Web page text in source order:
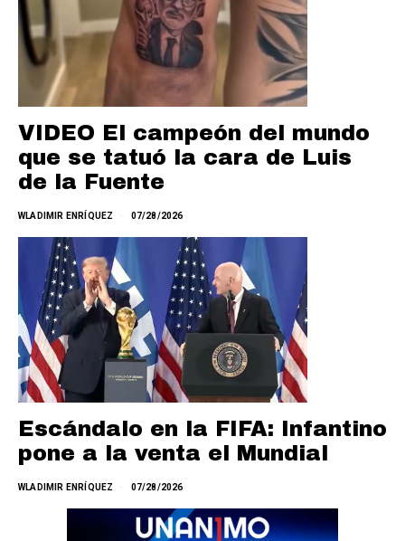
VIDEO El campeón del mundo
que se tatuó la cara de Luis
de la Fuente
WLADIMIR ENRÍQUEZ 07/28/2026
Escándalo en la FIFA: Infantino
pone a la venta el Mundial
WLADIMIR ENRÍQUEZ 07/28/2026